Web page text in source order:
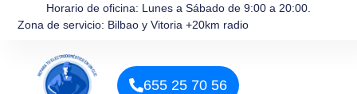
Horario de oficina: Lunes a Sábado de 9:00 a 20:00.
Zona de servicio: Bilbao y Vitoria +20km radio
655 25 70 56